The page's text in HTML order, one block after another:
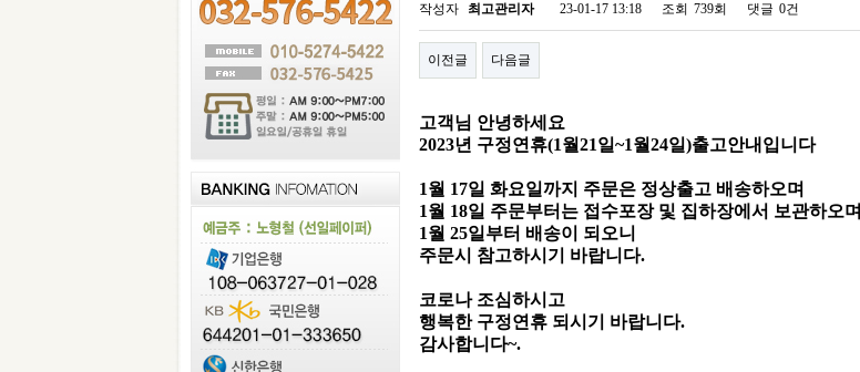
작성자 최고관리자 23-01-17 13:18 조회 739회 댓글 0건
이전글 다음글
고객님 안녕하세요
2023년 구정연휴(1월21일~1월24일)출고안내입니다
1월 17일 화요일까지 주문은 정상출고 배송하오며
1월 18일 주문부터는 접수포장 및 집하장에서 보관하오며
1월 25일부터 배송이 되오니
주문시 참고하시기 바랍니다.
코로나 조심하시고
행복한 구정연휴 되시기 바랍니다.
감사합니다~.